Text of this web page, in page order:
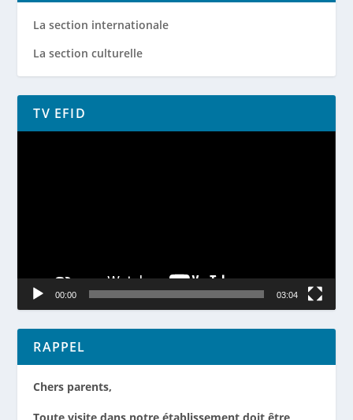
La section internationale
La section culturelle
TV EFID
00:00 03:04
RAPPEL
Chers parents,
Toute visite dans notre établissement doit être